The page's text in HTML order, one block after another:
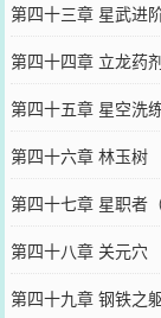
第四十三章 星武进
第四十四章 立龙药
第四十五章 星空洗
第四十六章 林玉树
第四十七章 星职者
第四十八章 关元穴
第四十九章 钢铁之